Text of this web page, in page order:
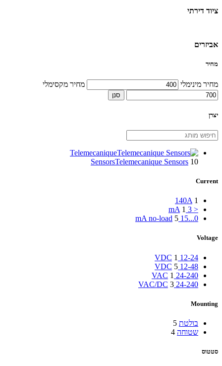
ציוד דירתי
אביזרים
מחיר
מחיר מינימלי מחיר מקסימלי
סנן
יצרן
Telemecanique
SensorsTelemecanique Sensors 10
Current
140A 1
< 3 mA
1
0...15 mA no-load
5
Voltage
12-24 VDC
1
12-48 VDC
5
24-240 VAC
1
24-240 VAC/DC
3
Mounting
בולטת 5
שטוחה 4
סטטוס